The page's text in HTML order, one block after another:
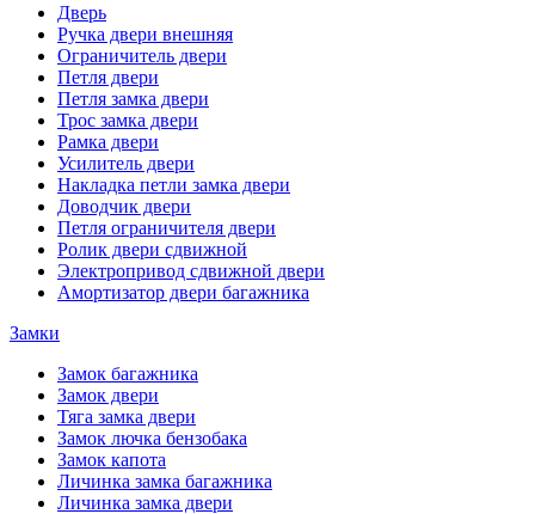
Дверь
Ручка двери внешняя
Ограничитель двери
Петля двери
Петля замка двери
Трос замка двери
Рамка двери
Усилитель двери
Накладка петли замка двери
Доводчик двери
Петля ограничителя двери
Ролик двери сдвижной
Электропривод сдвижной двери
Амортизатор двери багажника
Замки
Замок багажника
Замок двери
Тяга замка двери
Замок лючка бензобака
Замок капота
Личинка замка багажника
Личинка замка двери